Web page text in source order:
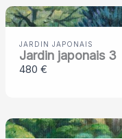
JARDIN JAPONAIS
Jardin japonais 3
480 €